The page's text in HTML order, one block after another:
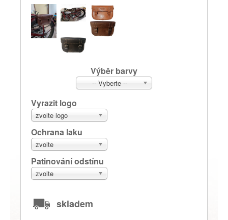
Výběr barvy
-- Vyberte --
Vyrazit logo
zvolte logo
Ochrana laku
zvolte
Patinování odstínu
zvolte
skladem